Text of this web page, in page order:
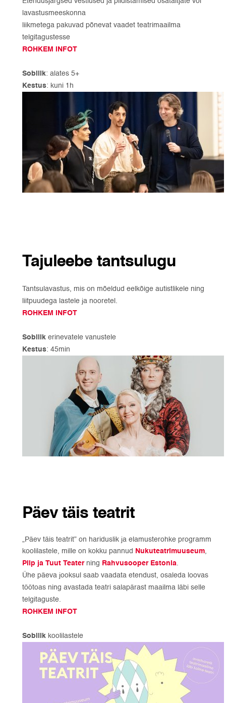
lavastusmeeskonna
liikmetega pakuvad põnevat vaadet teatrimaailma
telgitagustesse
ROHKEM INFOT
Sobilik: alates 5+
Kestus: kuni 1h
Tajuleebe tantsulugu
Tantsulavastus, mis on mõeldud eelkõige autistlikele ning
liitpuudega lastele ja nooretel.
ROHKEM INFOT
Sobilik erinevatele vanustele
Kestus: 45min
Päev täis teatrit
„Päev täis teatrit” on hariduslik ja elamusterohke programm
koolilastele, mille on kokku pannud
Nukuteatrimuuseum,
Piip ja Tuut Teaterning Rahvusooper Estonia.
Ühe päeva jooksul saab vaadata etendust, osaleda loovas
töötoas ning avastada teatri salapärast maailma läbi selle
telgitaguste.
ROHKEM INFOT
Sobilik koolilastele